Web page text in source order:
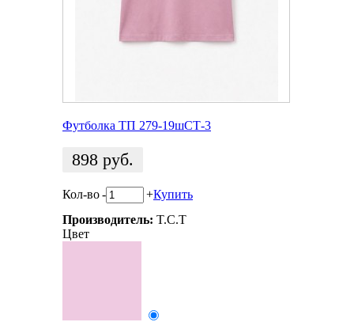
Футболка ТП 279-19шСТ-3
898 руб.
Кол-во- +Купить
Производитель: T.C.T
Цвет